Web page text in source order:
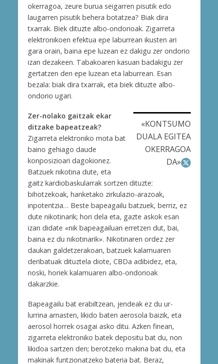
okerragoa, zeure burua seigarren pisutik edo
laugarren pisutik behera botatzea? Biak dira
txarrak. Biek dituzte albo-ondorioak. Zigarreta
elektronikoen efektua epe laburrean ikusten ari
gara orain, baina epe luzean ez dakigu zer ondorio
izan dezakeen. Tabakoaren kasuan badakigu zer
gertatzen den epe luzean eta laburrean. Esan
bezala: biak dira txarrak, eta biek dituzte albo-
ondorio ugari.
«KONTSUMO
DUALA EGITEA
OKERRAGOA
DA»
Zer-nolako gaitzak ekar
ditzake bapeatzeak?
Zigarreta elektroniko mota bat
baino gehiago daude
konposizioari dagokionez.
Batzuek nikotina dute, eta
gaitz kardiobaskularrak sortzen dituzte:
bihotzekoak, hanketako zirkulazio-arazoak,
inpotentzia… Beste bapeagailu batzuek, berriz, ez
dute nikotinarik; hori dela eta, gazte askok esan
izan didate «nik bapeagailuan erretzen dut, bai,
baina ez du nikotinarik». Nikotinaren ordez zer
daukan galdetzerakoan, batzuek kalamuaren
deribatuak dituztela diote, CBDa adibidez, eta,
noski, horiek kalamuaren albo-ondorioak
dakarzkie.
Bapeagailu bat erabiltzean, jendeak ez du ur-
lurrina arnasten, likido baten aerosola baizik, eta
aerosol horrek osagai asko ditu. Azken finean,
zigarreta elektroniko batek depositu bat du, non
likidoa sartzen den; berotzeko makina bat du, eta
makinak funtzionatzeko bateria bat. Beraz,